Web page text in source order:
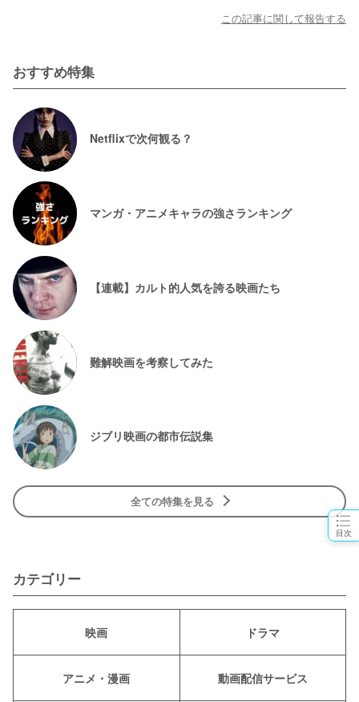
目次
この記事に関して報告する
おすすめ特集
Netflixで次何観る？
マンガ・アニメキャラの強さランキング
【連載】カルト的人気を誇る映画たち
難解映画を考察してみた
ジブリ映画の都市伝説集
全ての特集を見る
カテゴリー
映画 ドラマ
アニメ・漫画 動画配信サービス